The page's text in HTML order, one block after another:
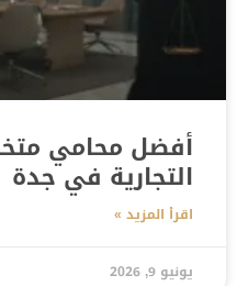
أفضل محامي
التجارية في جدة
اقرأ المزيد »
يونيو 9, 2026